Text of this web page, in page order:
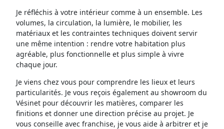
Je réfléchis à votre intérieur comme à un ensemble. Les
volumes, la circulation, la lumière, le mobilier, les
matériaux et les contraintes techniques doivent servir
une même intention : rendre votre habitation plus
agréable, plus fonctionnelle et plus simple à vivre
chaque jour.
Je viens chez vous pour comprendre les lieux et leurs
particularités. Je vous reçois également au showroom du
Vésinet pour découvrir les matières, comparer les
finitions et donner une direction précise au projet. Je
vous conseille avec franchise, je vous aide à arbitrer et je